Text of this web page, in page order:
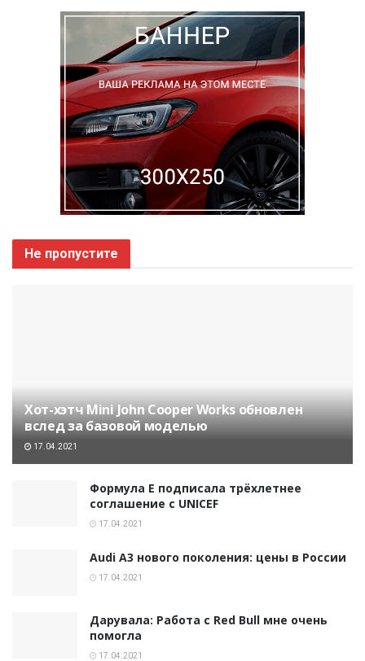
Не пропустите
Хот-хэтч Mini John Cooper Works обновлен
вслед за базовой моделью
17.04.2021
Формула E подписала трёхлетнее
соглашение с UNICEF
17.04.2021
Audi A3 нового поколения: цены в России
17.04.2021
Дарувала: Работа с Red Bull мне очень
помогла
17.04.2021